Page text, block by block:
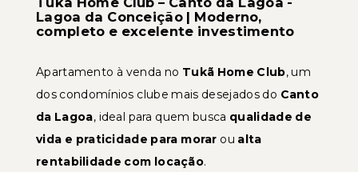
Lagoa da Conceição | Moderno,
completo e excelente investimento
Apartamento à venda no Tukã Home Club, um
dos condomínios clube mais desejados do Canto
da Lagoa, ideal para quem busca qualidade de
vida e praticidade para morar ou alta
rentabilidade com locação.